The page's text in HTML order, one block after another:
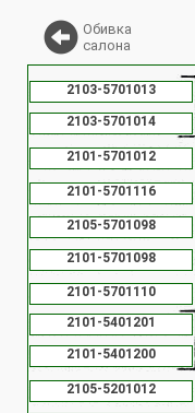
Обивка
салона
2101-5401200
2101-5401201
2101-5701012
2101-5701098
2101-5701110
2101-5701116
2103-5701013
2103-5701014
2105-5201012
2105-5701098